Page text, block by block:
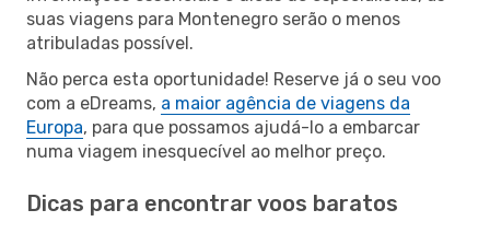
suas viagens para Montenegro serão o menos
atribuladas possível.
Não perca esta oportunidade! Reserve já o seu voo
com a eDreams, a maior agência de viagens da
Europa, para que possamos ajudá-lo a embarcar
numa viagem inesquecível ao melhor preço.
Dicas para encontrar voos baratos